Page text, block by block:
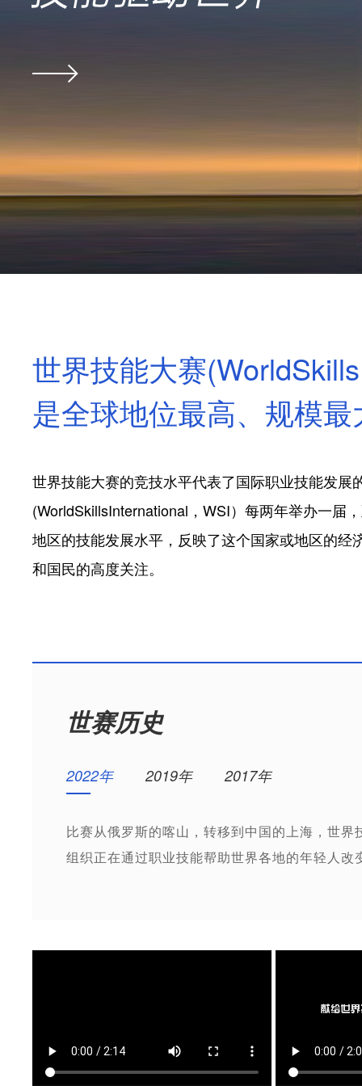
世界技能大赛
是全球地位最高、规模
世界技能大赛的竞技水平代表了国际职业技能发
(WorldSkillsInternational，WSI）每两年举办一届
地区的技能发展水平，反映了这个国家或地区的
和国民的高度关注。
世赛历史
2022年 2019年 2017年
比赛从俄罗斯的喀山，转移到中国的上海，世
组织正在通过职业技能帮助世界各地的年轻人改